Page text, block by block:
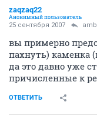
zaqzaq22
Анонимный пользователь
25 сентября 2007
вы примерно
пахнуть) каменка
да это давно уже
причисленные к
ОТВЕТИТЬ